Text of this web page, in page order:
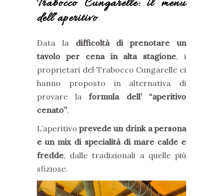
Trabocco Cungarelle: il menu
dell’aperitivo
Data la difficoltà di prenotare un
tavolo per cena in alta stagione, i
proprietari del Trabocco Cungarelle ci
hanno proposto in alternativa di
provare la formula dell’ “aperitivo
cenato”.
L’aperitivoprevede un drink a persona
e un mix di specialità di mare calde e
fredde, dalle tradizionali a quelle più
sfiziose.